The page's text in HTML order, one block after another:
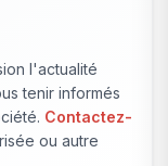
l'actualité
tenir informés
Contactez-
ou autre